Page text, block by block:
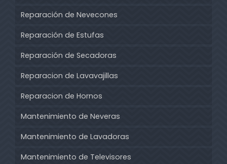
Reparación de Nevecones
Reparación de Estufas
Reparación de Secadoras
Reparacion de Lavavajillas
Reparacion de Hornos
Mantenimiento de Neveras
Mantenimiento de Lavadoras
Mantenimiento de Televisores